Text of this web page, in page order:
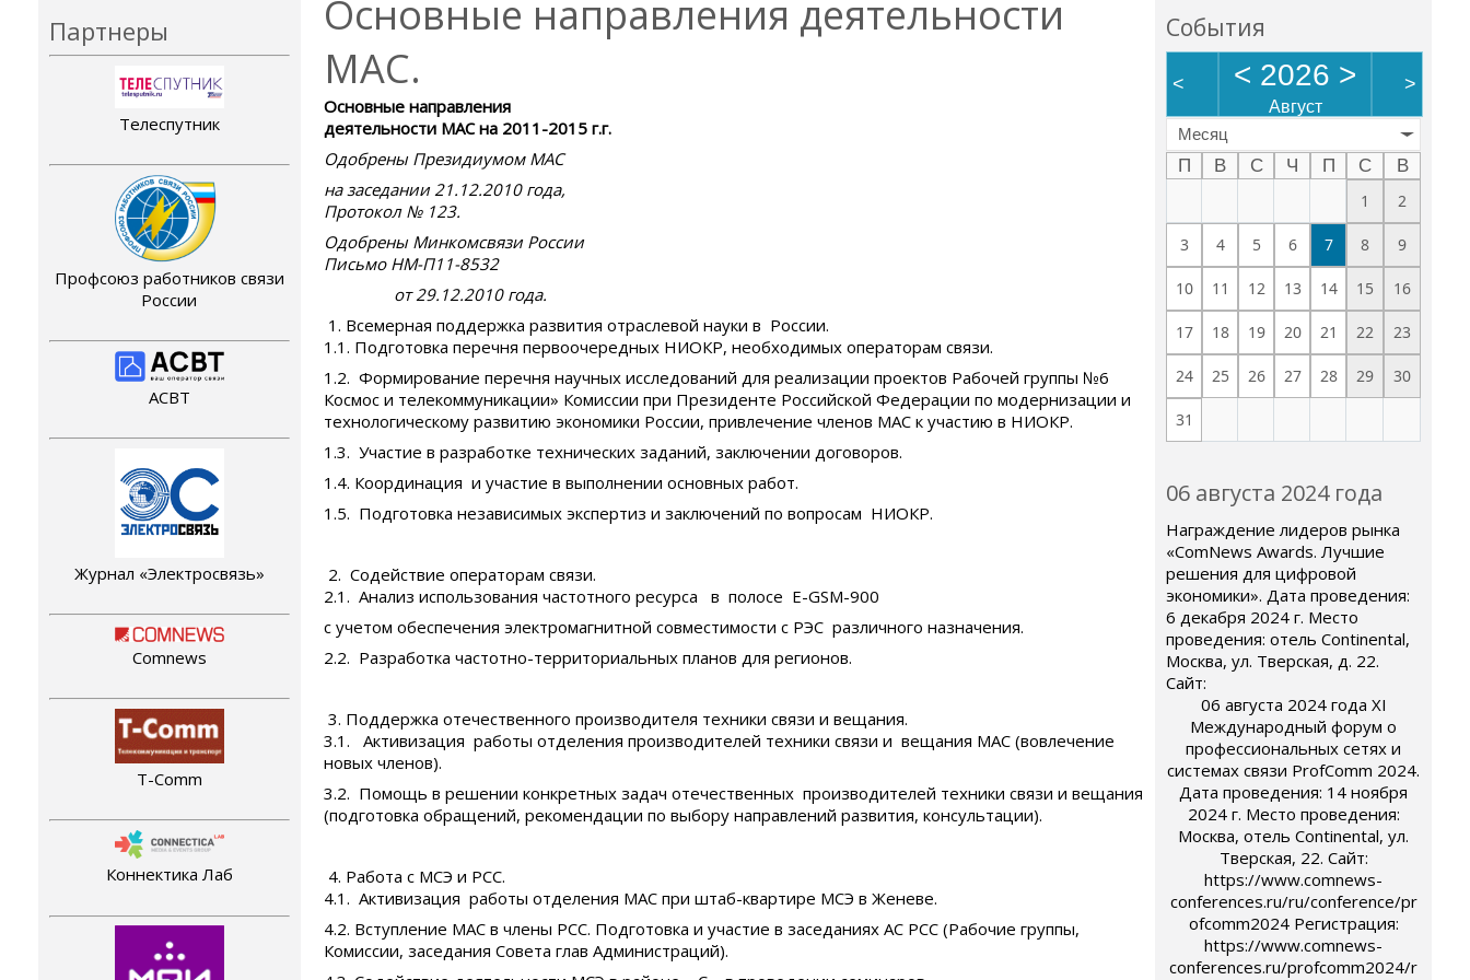
Партнеры
Телеспутник
Профсоюз работников связи
России
АСВТ
Журнал «Электросвязь»
Comnews
T-Comm
Коннектика Лаб
Основные направления деятельности
МАС.
Основные направления
деятельности МАС на 2011-2015 г.г.
Одобрены Президиумом МАС
на заседании 21.12.2010 года,
Протокол № 123.
Одобрены Минкомсвязи России
Письмо НМ-П11-8532
от 29.12.2010 года.
Всемерная поддержка развития отраслевой науки в России.
1.1. Подготовка перечня первоочередных НИОКР, необходимых операторам связи.
1.2. Формирование перечня научных исследований для реализации проектов Рабочей группы №6
Космос и телекоммуникации» Комиссии при Президенте Российской Федерации по модернизации и
технологическому развитию экономики России, привлечение членов МАС к участию в НИОКР.
1.3. Участие в разработке технических заданий, заключении договоров.
1.4. Координация и участие в выполнении основных работ.
1.5. Подготовка независимых экспертиз и заключений по вопросам НИОКР.
Содействие операторам связи.
2.1. Анализ использования частотного ресурса в полосе E-GSM-900
с учетом обеспечения электромагнитной совместимости с РЭС различного назначения.
2.2. Разработка частотно-территориальных планов для регионов.
Поддержка отечественного производителя техники связи и вещания.
3.1. Активизация работы отделения производителей техники связи и вещания МАС (вовлечение
новых членов).
3.2. Помощь в решении конкретных задач отечественных производителей техники связи и вещания
(подготовка обращений, рекомендации по выбору направлений развития, консультации).
Работа с МСЭ и РСС.
4.1. Активизация работы отделения МАС при штаб-квартире МСЭ в Женеве.
4.2. Вступление МАС в члены РСС. Подготовка и участие в заседаниях АС РСС (Рабочие группы,
Комиссии, заседания Совета глав Администраций).
События
< < 2026 >
Август
>
Месяц
П В С Ч П С
В
1
2
3 4 5 6 7 8 9
10 11 12 13 14 15 16
17 18 19 20 21 22 23
24 25 26 27 28 29 30
31
06 августа 2024 года
Награждение лидеров рынка
«ComNews Awards. Лучшие
решения для цифровой
экономики». Дата проведения:
6 декабря 2024 г. Место
проведения: отель Continental,
Москва, ул. Тверская, д. 22.
Сайт:
06 августа 2024 года XI
Международный форум о
профессиональных сетях и
системах связи ProfComm 2024.
Дата проведения: 14 ноября
2024 г. Место проведения:
Москва, отель Continental, ул.
Тверская, 22. Сайт:
https://www.comnews-
conferences.ru/ru/conference/pr
ofcomm2024 Регистрация:
https://www.comnews-
conferences.ru/profcomm2024/r